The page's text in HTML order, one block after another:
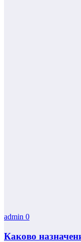
admin 0
Каково